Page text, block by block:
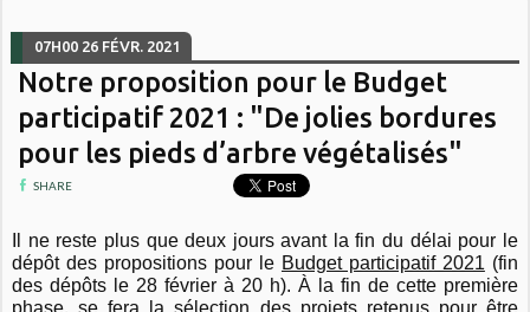
07H00 26 FÉVR. 2021
Notre proposition pour le Budget
participatif 2021 : "De jolies bordures
pour les pieds d’arbre végétalisés"
SHARE
Il ne reste plus que deux jours avant la fin du délai pour le
dépôt des propositions pour le Budget participatif 2021 (fin
des dépôts le 28 février à 20 h). À la fin de cette première
phase, se fera la sélection des projets retenus pour être